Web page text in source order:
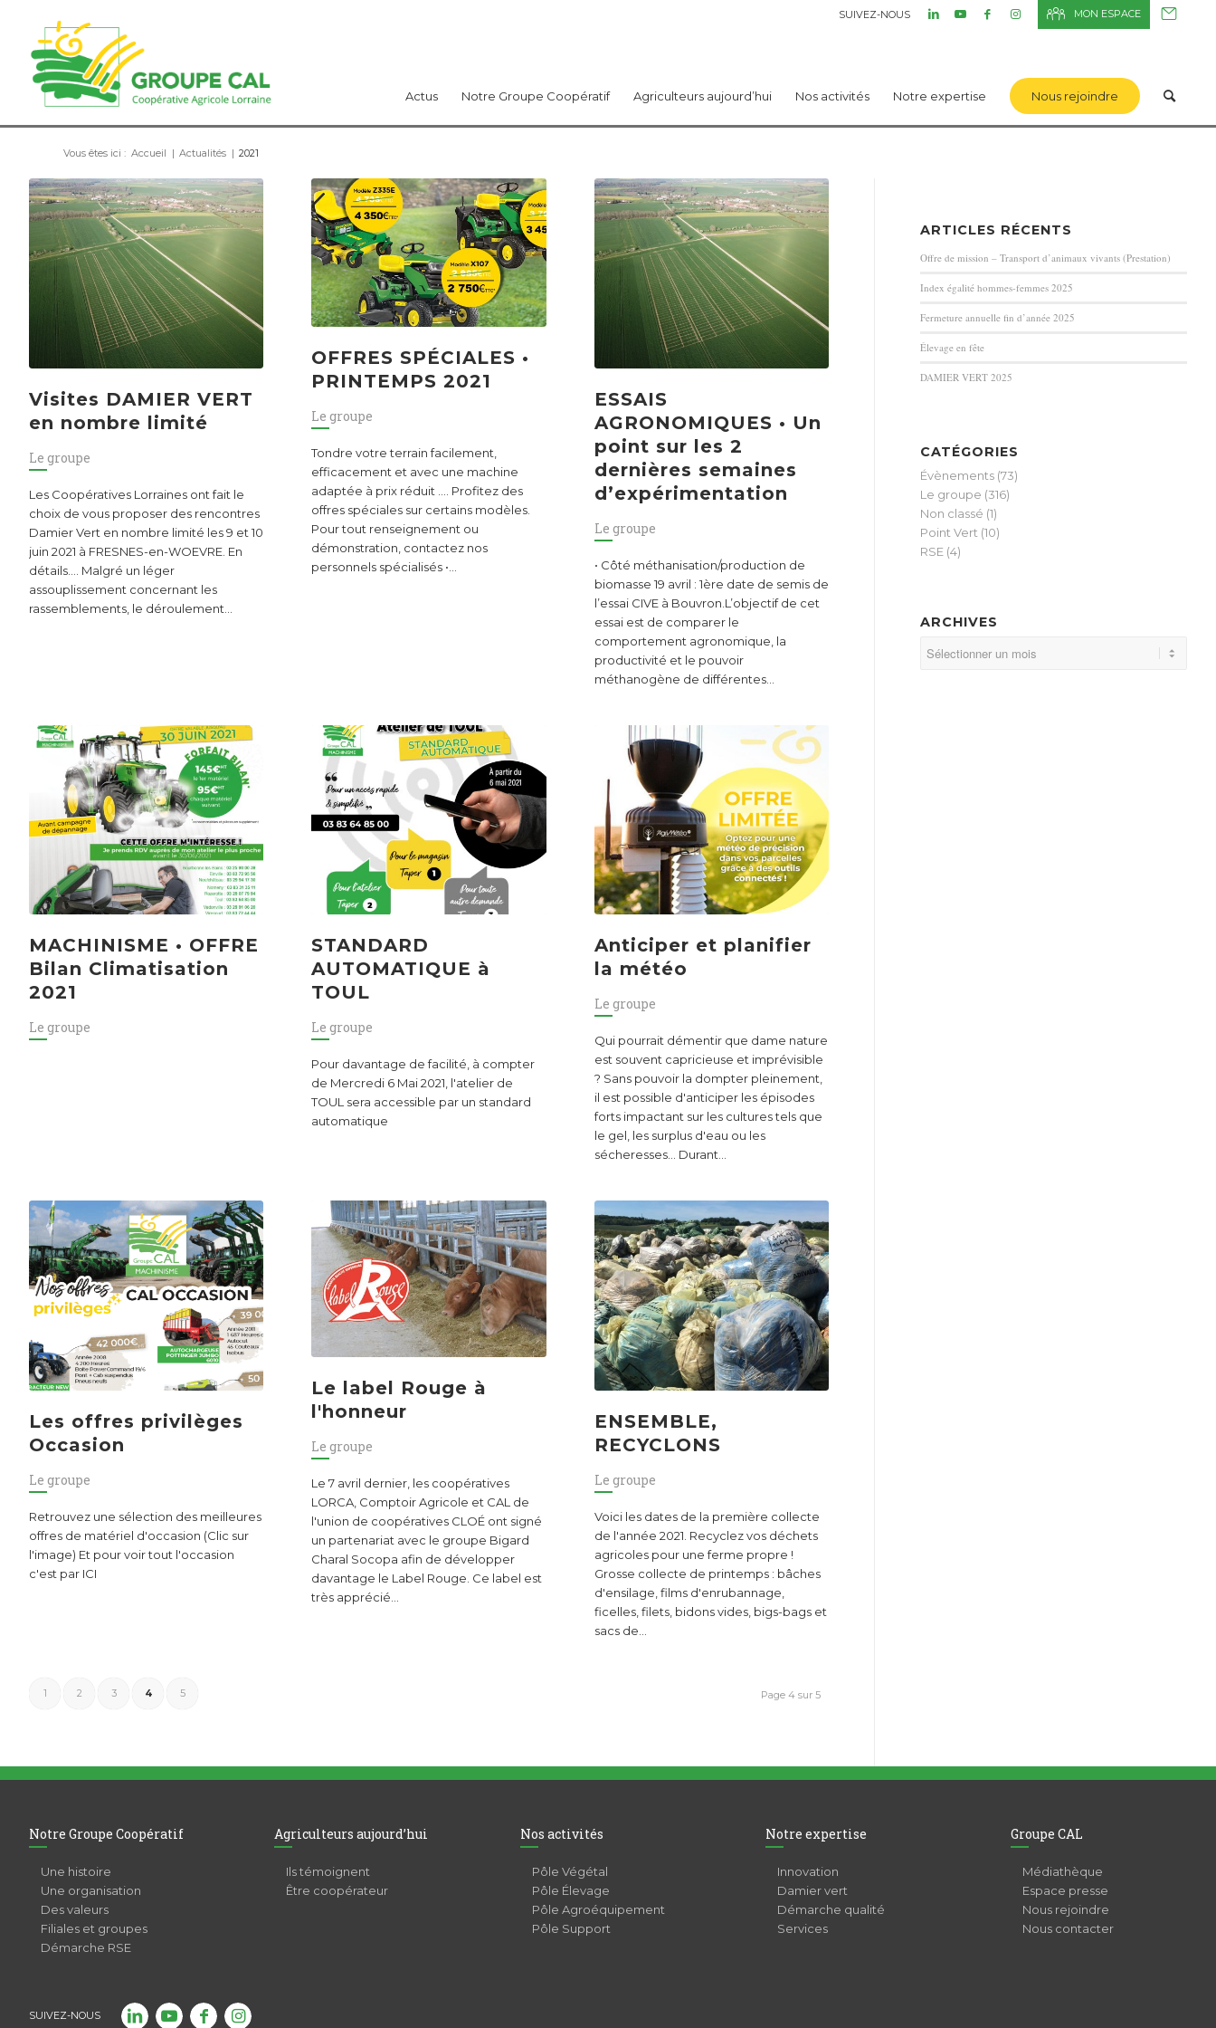
SUIVEZ-NOUS MON ESPACE
Actus Notre Groupe Coopératif Agriculteurs aujourd’hui Nos activités Notre expertise Nous rejoindre
Vous êtes ici : Accueil | Actualités | 2021
Visites DAMIER VERT
en nombre limité
Le groupe
Les Coopératives Lorraines ont fait le
choix de vous proposer des rencontres
Damier Vert en nombre limité les 9 et 10
juin 2021 à FRESNES-en-WOEVRE. En
détails…. Malgré un léger
assouplissement concernant les
rassemblements, le déroulement…
OFFRES SPÉCIALES •
PRINTEMPS 2021
Le groupe
Tondre votre terrain facilement,
efficacement et avec une machine
adaptée à prix réduit .... Profitez des
offres spéciales sur certains modèles.
Pour tout renseignement ou
démonstration, contactez nos
personnels spécialisés •…
ESSAIS
AGRONOMIQUES • Un
point sur les 2
dernières semaines
d’expérimentation
Le groupe
• Côté méthanisation/production de
biomasse 19 avril : 1ère date de semis de
l’essai CIVE à Bouvron.L’objectif de cet
essai est de comparer le
comportement agronomique, la
productivité et le pouvoir
méthanogène de différentes…
MACHINISME • OFFRE
Bilan Climatisation
2021
Le groupe
STANDARD
AUTOMATIQUE à
TOUL
Le groupe
Pour davantage de facilité, à compter
de Mercredi 6 Mai 2021, l'atelier de
TOUL sera accessible par un standard
automatique
Anticiper et planifier
la météo
Le groupe
Qui pourrait démentir que dame nature
est souvent capricieuse et imprévisible
? Sans pouvoir la dompter pleinement,
il est possible d'anticiper les épisodes
forts impactant sur les cultures tels que
le gel, les surplus d'eau ou les
sécheresses… Durant…
Les offres privilèges
Occasion
Le groupe
Retrouvez une sélection des meilleures
offres de matériel d'occasion (Clic sur
l'image) Et pour voir tout l'occasion
c'est par ICI
Le label Rouge à
l'honneur
Le groupe
Le 7 avril dernier, les coopératives
LORCA, Comptoir Agricole et CAL de
l'union de coopératives CLOÉ ont signé
un partenariat avec le groupe Bigard
Charal Socopa afin de développer
davantage le Label Rouge. Ce label est
très apprécié…
ENSEMBLE,
RECYCLONS
Le groupe
Voici les dates de la première collecte
de l'année 2021. Recyclez vos déchets
agricoles pour une ferme propre !
Grosse collecte de printemps : bâches
d'ensilage, films d'enrubannage,
ficelles, filets, bidons vides, bigs-bags et
sacs de…
Page 4 sur 5
1 2 3 4 5
ARTICLES RÉCENTS
Offre de mission – Transport d’animaux vivants (Prestation)
Index égalité hommes-femmes 2025
Fermeture annuelle fin d’année 2025
Élevage en fête
DAMIER VERT 2025
CATÉGORIES
Évènements (73)
Le groupe (316)
Non classé (1)
Point Vert (10)
RSE (4)
ARCHIVES
Notre Groupe Coopératif
Une histoire
Une organisation
Des valeurs
Filiales et groupes
Démarche RSE
Agriculteurs aujourd’hui
Ils témoignent
Être coopérateur
Nos activités
Pôle Végétal
Pôle Élevage
Pôle Agroéquipement
Pôle Support
Notre expertise
Innovation
Damier vert
Démarche qualité
Services
Groupe CAL
Médiathèque
Espace presse
Nous rejoindre
Nous contacter
SUIVEZ-NOUS